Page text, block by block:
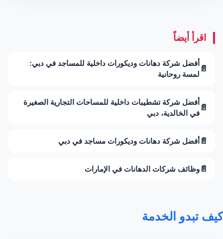
اقرأ أيضاً
📄
أفضل شركة دهانات وديكورات داخلية للمساجد في دبي:
لمسة روحانية
📄
أفضل شركة تشطيبات داخلية للمساحات التجارية الصغيرة
في الخالدية، دبي
📄 أفضل شركة دهانات وديكورات مساجد في دبي
📄 وظائف شركات الدهانات في الإمارات
كيف تبدو الخدمة